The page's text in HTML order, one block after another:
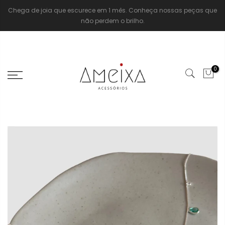
Chega de joia que escurece em 1 mês. Conheça nossas peças que
não perdem o brilho.
0